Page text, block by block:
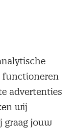
functioneren
advertenties
wij
graag jouw